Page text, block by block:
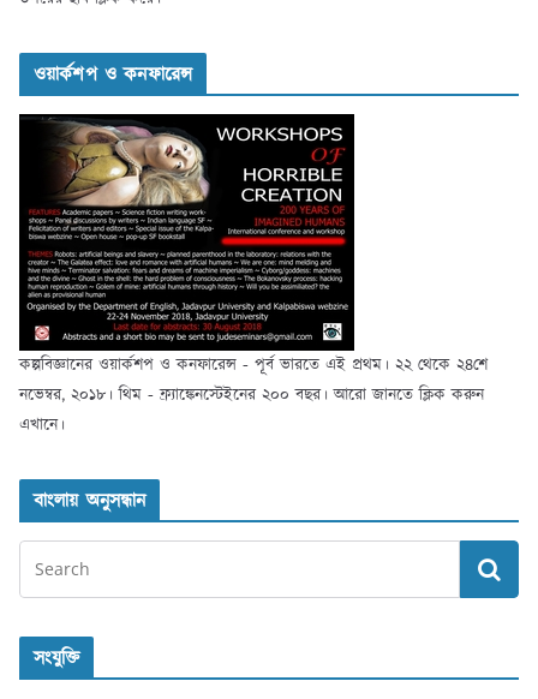
ওয়ার্কশপ ও কনফারেন্স
কল্পবিজ্ঞানের ওয়ার্কশপ ও কনফারেন্স - পূর্ব ভারতে এই প্রথম। ২২ থেকে ২৪শে
নভেম্বর, ২০১৮। থিম - ফ্র্যাঙ্কেনস্টেইনের ২০০ বছর। আরো জানতে ক্লিক করুন
এখানে।
বাংলায় অনুসন্ধান
সংযুক্তি